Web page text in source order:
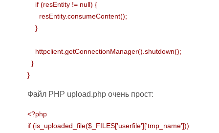
if (resEntity != null) {
resEntity.consumeContent();
}
httpclient.getConnectionManager().shutdown();
}
}
Файл PHP upload.php очень прост:
<?php
if (is_uploaded_file($_FILES['userfile']['tmp_name']))